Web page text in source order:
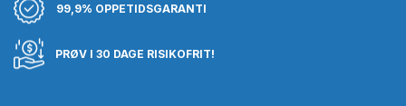
99,9% OPPETIDSGARANTI
PRØV I 30 DAGE RISIKOFRIT!